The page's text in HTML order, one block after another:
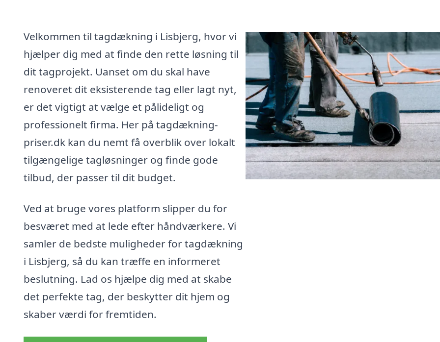
Velkommen til tagdækning i Lisbjerg, hvor vi
hjælper dig med at finde den rette løsning til
dit tagprojekt. Uanset om du skal have
renoveret dit eksisterende tag eller lagt nyt,
er det vigtigt at vælge et pålideligt og
professionelt firma. Her på tagdækning-
priser.dk kan du nemt få overblik over lokalt
tilgængelige tagløsninger og finde gode
tilbud, der passer til dit budget.
Ved at bruge vores platform slipper du for
besværet med at lede efter håndværkere. Vi
samler de bedste muligheder for tagdækning
i Lisbjerg, så du kan træffe en informeret
beslutning. Lad os hjælpe dig med at skabe
det perfekte tag, der beskytter dit hjem og
skaber værdi for fremtiden.